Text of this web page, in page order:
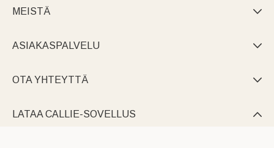
MEISTÄ 
ASIAKASPALVELU 
OTA YHTEYTTÄ 
LATAA CALLIE-SOVELLUS 